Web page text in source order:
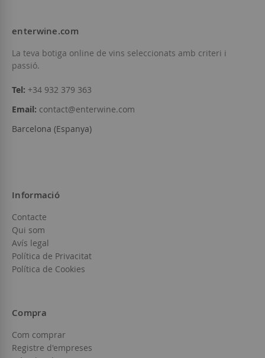
Afegir a la llista de desitjos Afegir a la llista
enterwine.com
La teva botiga online de vins seleccionats amb criteri i
passió.
Tel: +34 932 379 363
Email: contact@enterwine.com
Barcelona (Espanya)
Informació
Contacte
Qui som
Avís legal
Política de Privacitat
Política de Cookies
Compra
Com comprar
Registre d'empreses